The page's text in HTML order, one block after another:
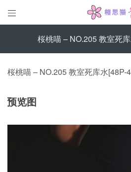

桜桃喵 – NO.205 教室死
桜桃喵 – NO.205 教室死库水[48P-
预览图